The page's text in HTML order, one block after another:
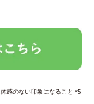
感のない印象になること *5